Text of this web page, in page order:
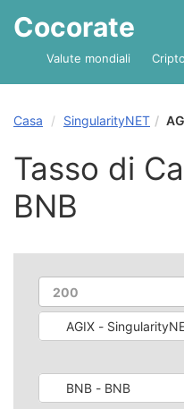
Cocorate
Valute mondiali
Casa SingularityNET
Tasso di
BNB
AGIX -
BNB - BNB